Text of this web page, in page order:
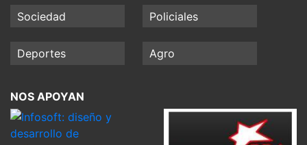
Sociedad Policiales
Deportes Agro
NOS APOYAN